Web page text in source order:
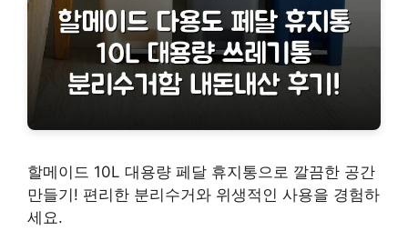
할메이드 10L 대용량 페달 휴지통으로 깔끔한 공간
만들기! 편리한 분리수거와 위생적인 사용을 경험하
세요.